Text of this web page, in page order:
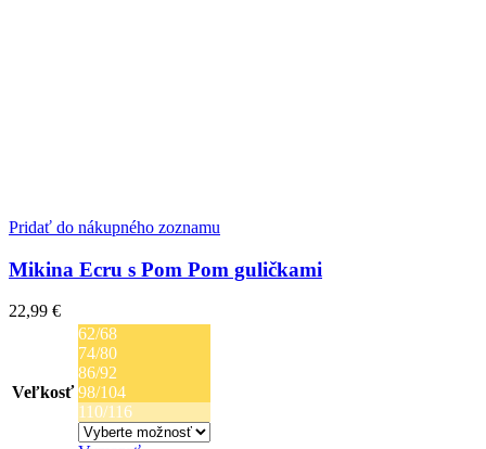
Pridať do nákupného zoznamu
Mikina Ecru s Pom Pom guličkami
22,99 €
Veľkosť
62/68
74/80
86/92
98/104
110/116